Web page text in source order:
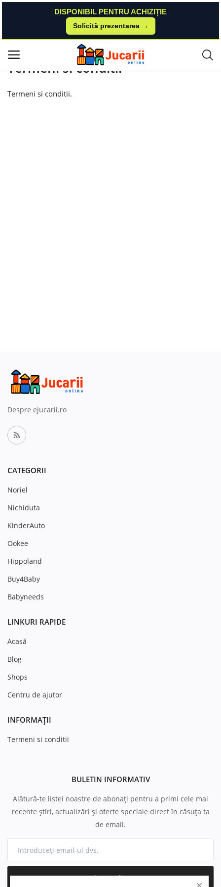
DISPONIBIL PENTRU ACHIZIȚIE
Solicită prezentarea →
Meniu principal
Termeni si conditii
Termeni si conditii
Termeni si conditii.
Despre ejucarii.ro
CATEGORII
Noriel
Nichiduta
KinderAuto
Ookee
Hippoland
Buy4Baby
Babyneeds
LINKURI RAPIDE
Acasă
Blog
Shops
Centru de ajutor
INFORMAȚII
Termeni si conditii
BULETIN INFORMATIV
Alătură-te listei noastre de abonați pentru a primi cele mai
recente știri, actualizări și oferte speciale direct în căsuța ta
de email.
Abonează-te